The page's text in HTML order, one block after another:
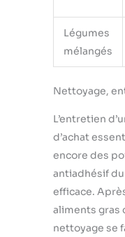
Légumes
mélangés
Nettoyage,
L’entretien
d’achat
encore des
antiadhésif
efficace.
aliments gras
nettoyage se